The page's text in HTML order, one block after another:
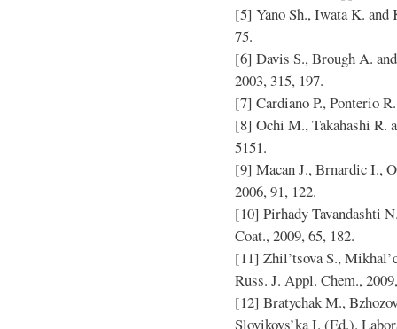
[5] Yano Sh., Iwata K.
75.
[6] Davis S., Brough A.
2003, 315, 197.
[7] Cardiano P., Ponterio
[8] Ochi M., Takahashi R.
5151.
[9] Macan J., Brnardic I.,
2006, 91, 122.
[10] Pirhady Tavandashti
Coat., 2009, 65, 182.
[11] Zhil’tsova S.,
Russ. J. Appl. Chem.,
[12] Bratychak M.,
Slovikovs’ka I. (Ed.).